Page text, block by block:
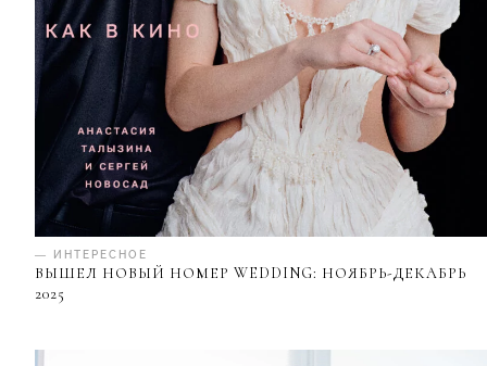
— ИНТЕРЕСНОЕ
ВЫШЕЛ НОВЫЙ НОМЕР WEDDING: НОЯБРЬ-ДЕКАБРЬ
2025